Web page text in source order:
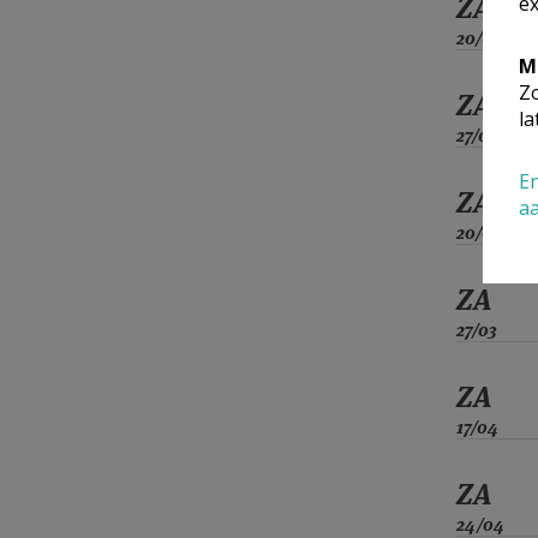
ZA
20/02
ZA
27/02
ZA
20/03
ZA
27/03
ZA
17/04
ZA
24/04